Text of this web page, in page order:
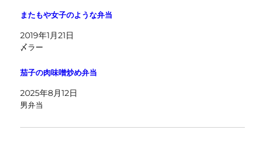
またもや女子のような弁当
2019年1月21日
〆ラー
茄子の肉味噌炒め弁当
2025年8月12日
男弁当